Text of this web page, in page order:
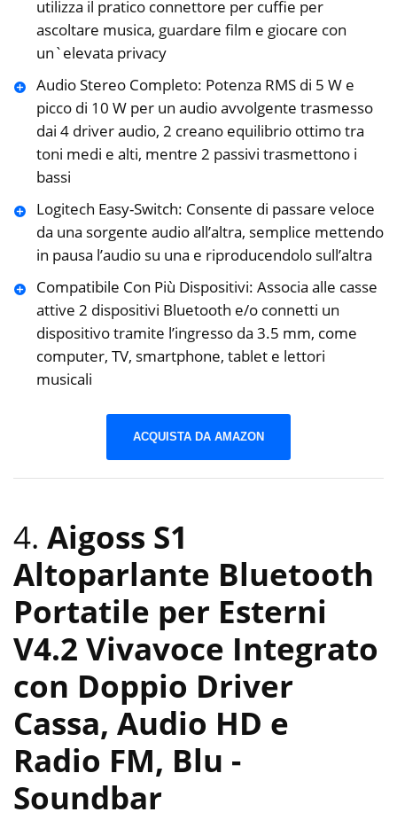
utilizza il pratico connettore per cuffie per
ascoltare musica, guardare ‎film e giocare con
un`elevata privacy
Audio Stereo Completo: Potenza RMS di 5 W e
picco di 10 W per un audio avvolgente trasmesso
dai 4 ‎driver audio, 2 creano equilibrio ottimo tra
toni medi e alti, mentre 2 passivi ‎trasmettono i
bassi
Logitech Easy-Switch: Consente di passare veloce
da una sorgente audio all’altra, ‎semplice mettendo
in pausa l’audio su una e riproducendolo sull’altra
Compatibile Con Più Dispositivi: Associa alle casse
attive 2 dispositivi Bluetooth e/o connetti un
‎dispositivo tramite l’ingresso da 3.5 mm, come
computer, TV, smartphone, tablet e lettori
musicali
ACQUISTA DA AMAZON
4. Aigoss S1
Altoparlante Bluetooth
Portatile per Esterni
V4.2 Vivavoce Integrato
con Doppio Driver
Cassa, Audio HD e
Radio FM, Blu -
Soundbar